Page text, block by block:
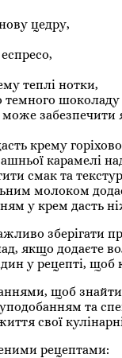
цедру,
теплі нотки,
темного
забезпечити
крему
карамелі
смак та
молоком
у крем дасть
зберігати
якщо
у рецепті,
щоб
та
свої
рецептами: